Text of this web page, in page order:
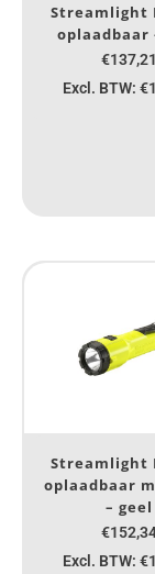
Streamlight
oplaadbaar
€137,21
Excl. BTW:
Streamlight
oplaadbaar
– geel
Excl. BTW: